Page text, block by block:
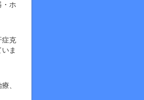
・ホ
症克
ま
、